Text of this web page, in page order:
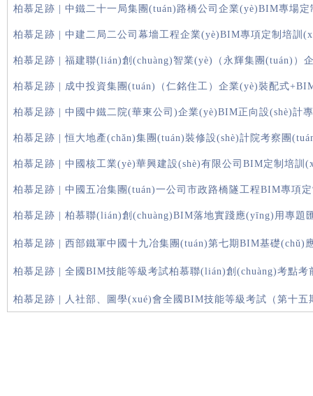
柏慕足跡 | 中鐵二十一局集團(tuán)路橋公司企業(yè)BIM專場
柏慕足跡 | 中建二局二公司幕墻工程企業(yè)BIM專項定制培訓
柏慕足跡 | 福建聯(lián)創(chuàng)智業(yè)（永輝集團(tuán)）
柏慕足跡 | 成中投資集團(tuán)（仁銘住工）企業(yè)裝配式
柏慕足跡 | 中國中鐵二院(華東公司)企業(yè)BIM正向設(shè)計
柏慕足跡 | 恒大地產(chǎn)集團(tuán)裝修設(shè)計院考察團
柏慕足跡 | 中國核工業(yè)華興建設(shè)有限公司BIM定制培訓
柏慕足跡 | 中國五冶集團(tuán)一公司市政路橋隧工程BIM專項
柏慕足跡 | 柏慕聯(lián)創(chuàng)BIM落地實踐應(yīng)用專題
柏慕足跡 | 西部鐵軍中國十九冶集團(tuán)第七期BIM基礎(chǔ)
柏慕足跡 | 全國BIM技能等級考試柏慕聯(lián)創(chuàng)考點考前
柏慕足跡 | 人社部、圖學(xué)會全國BIM技能等級考試（第十